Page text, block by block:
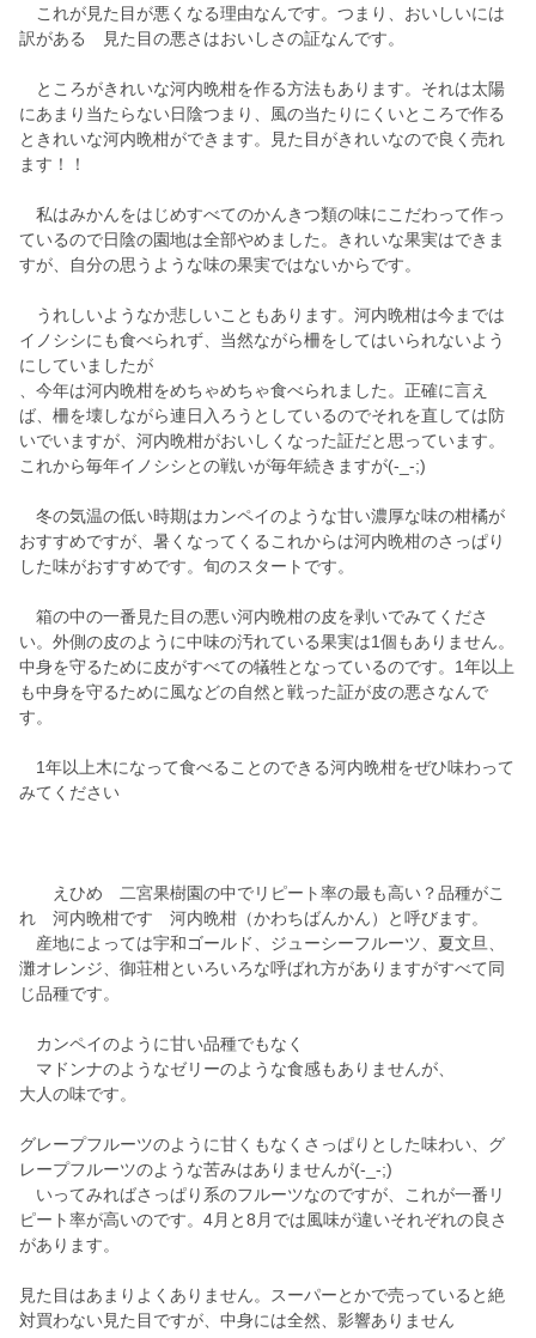
これが見た目が悪くなる理由なんです。つまり、おいしいには
訳がある 見た目の悪さはおいしさの証なんです。
ところがきれいな河内晩柑を作る方法もあります。それは太陽
にあまり当たらない日陰つまり、風の当たりにくいところで作る
ときれいな河内晩柑ができます。見た目がきれいなので良く売れ
ます！！
私はみかんをはじめすべてのかんきつ類の味にこだわって作っ
ているので日陰の園地は全部やめました。きれいな果実はできま
すが、自分の思うような味の果実ではないからです。
うれしいようなか悲しいこともあります。河内晩柑は今までは
イノシシにも食べられず、当然ながら柵をしてはいられないよう
にしていましたが
、今年は河内晩柑をめちゃめちゃ食べられました。正確に言え
ば、柵を壊しながら連日入ろうとしているのでそれを直しては防
いでいますが、河内晩柑がおいしくなった証だと思っています。
これから毎年イノシシとの戦いが毎年続きますが(-_-;)
冬の気温の低い時期はカンペイのような甘い濃厚な味の柑橘が
おすすめですが、暑くなってくるこれからは河内晩柑のさっぱり
した味がおすすめです。旬のスタートです。
箱の中の一番見た目の悪い河内晩柑の皮を剥いでみてくださ
い。外側の皮のように中味の汚れている果実は1個もありません。
中身を守るために皮がすべての犠牲となっているのです。1年以上
も中身を守るために風などの自然と戦った証が皮の悪さなんで
す。
1年以上木になって食べることのできる河内晩柑をぜひ味わって
みてください
えひめ 二宮果樹園の中でリピート率の最も高い？品種がこ
れ 河内晩柑です 河内晩柑（かわちばんかん）と呼びます。
産地によっては宇和ゴールド、ジューシーフルーツ、夏文旦、
灘オレンジ、御荘柑といろいろな呼ばれ方がありますがすべて同
じ品種です。
カンペイのように甘い品種でもなく
マドンナのようなゼリーのような食感もありませんが、
大人の味です。
グレープフルーツのように甘くもなくさっぱりとした味わい、グ
レープフルーツのような苦みはありませんが(-_-;)
いってみればさっぱり系のフルーツなのですが、これが一番リ
ピート率が高いのです。4月と8月では風味が違いそれぞれの良さ
があります。
見た目はあまりよくありません。スーパーとかで売っていると絶
対買わない見た目ですが、中身には全然、影響ありません